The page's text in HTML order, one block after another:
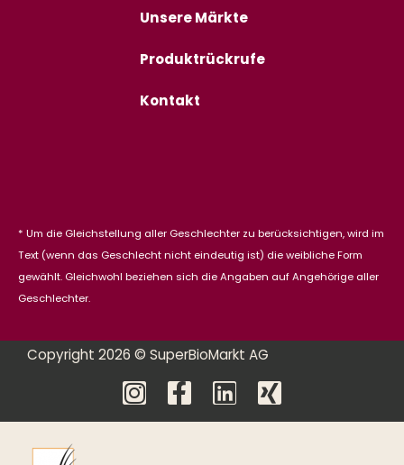
Unsere Märkte
Produktrückrufe
Kontakt
* Um die Gleichstellung aller Geschlechter zu berücksichtigen, wird im
Text (wenn das Geschlecht nicht eindeutig ist) die weibliche Form
gewählt. Gleichwohl beziehen sich die Angaben auf Angehörige aller
Geschlechter.
Copyright 2026 © SuperBioMarkt AG